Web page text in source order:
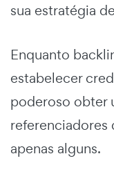
sua estratégia
Enquanto
estabelecer
poderoso obter
referenciadores
apenas alguns.